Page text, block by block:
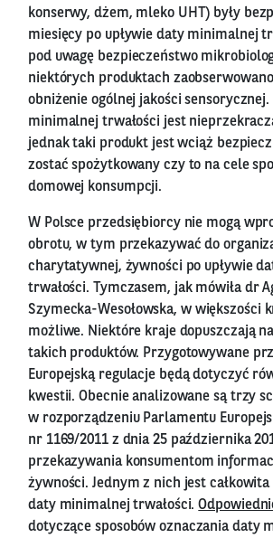
konserwy, dżem, mleko UHT) były
miesięcy po upływie daty minimalnej
pod uwagę bezpieczeństwo
niektórych produktach
obniżenie ogólnej jakości
minimalnej trwałości jest
jednak taki produkt jest wciąż
zostać spożytkowany czy to na cele
domowej konsumpcji.
W Polsce przedsiębiorcy nie mogą
obrotu, w tym przekazywać do
charytatywnej, żywności po upływie
trwałości. Tymczasem, jak mówiła dr
Szymecka-Wesołowska, w większości
możliwe. Niektóre kraje dopuszczają
takich produktów. Przygotowywane
Europejską regulacje będą dotyczyć
kwestii. Obecnie analizowane są trzy
w rozporządzeniu Parlamentu
nr 1169/2011 z dnia 25 października
przekazywania konsumentom
żywności. Jednym z nich jest
daty minimalnej trwałości.
dotyczące sposobów oznaczania daty